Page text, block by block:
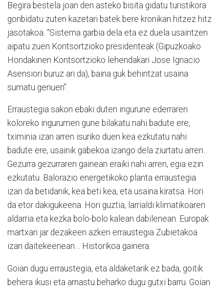
Begira bestela joan den asteko bisita gidatu turistikora
gonbidatu zuten kazetari batek bere kronikan hitzez hitz
jasotakoa. “Sistema garbia dela eta ez duela usaintzen
aipatu zuen Kontsortzioko presidenteak (Gipuzkoako
Hondakinen Kontsortzioko lehendakari Jose Ignacio
Asensiori buruz ari da), baina guk behintzat usaina
sumatu genuen”.
Erraustegia sakon ebaki duten ingurune ederraren
koloreko ingurumen gune bilakatu nahi badute ere,
tximinia izan arren isuriko duen kea ezkutatu nahi
badute ere, usainik gabekoa izango dela ziurtatu arren…
Gezurra gezurraren gainean eraiki nahi arren, egia ezin
ezkutatu. Balorazio energetikoko planta erraustegia
izan da betidanik, kea beti kea, eta usaina kiratsa. Hori
da etor dakigukeena. Hori guztia, larrialdi klimatikoaren
aldarria eta kezka bolo-bolo kalean dabilenean. Europak
martxan jar dezakeen azken erraustegia Zubietakoa
izan daitekeenean… Historikoa gainera.
Goian dugu erraustegia, eta aldaketarik ez bada, goitik
behera ikusi eta arnastu beharko dugu gutxi barru. Goian